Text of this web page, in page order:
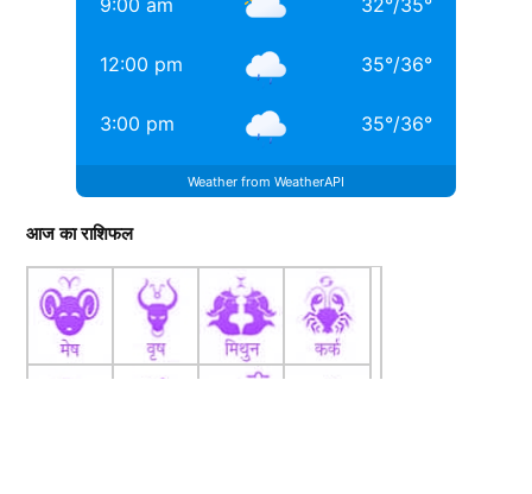
9:00 am 32°/35°
12:00 pm 35°/36°
3:00 pm 35°/36°
Weather from WeatherAPI
आज का राशिफल